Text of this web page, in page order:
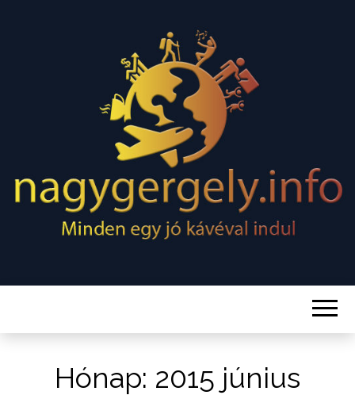
NAGY
GERGELY
Minden egy jó kávéval indul
Hónap: 2015 június